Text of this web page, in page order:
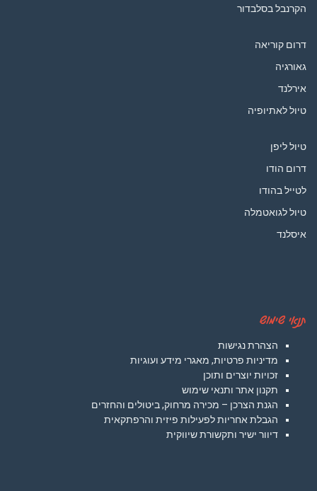
הקרנבל בסלבדור
דרום קוריאה
גאורגיה
אירלנד
טיול לאתיופיה
טיול ליפן
דרום הודו
לטייל בהודו
טיול לגואטמלה
איסלנד
תנאי שימוש
הצהרת נגישות
מדיניות פרטיות, מאגרי מידע ועוגיות
זכויות יוצרים ותוכן
תקנון אתר ותנאי שימוש
הגנת הצרכן – מכירה מרחוק, ביטולים והחזרים
הגבלת אחריות לפעילות פיזית והרפתקאית
דיוור ישיר ותקשורת שיווקית